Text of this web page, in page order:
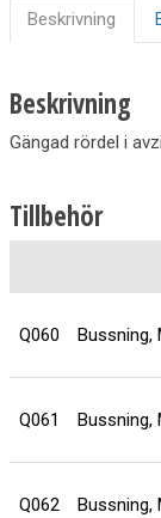
Beskrivning
Beskrivning
Gängad rördel i
Tillbehör
Q060 Bussning,
Q061 Bussning,
Q062 Bussning,